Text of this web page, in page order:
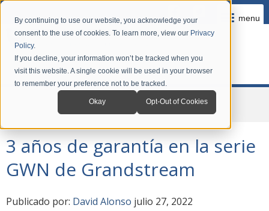
By continuing to use our website, you acknowledge your
consent to the use of cookies. To learn more, view our Privacy
Policy.
If you decline, your information won’t be tracked when you
visit this website. A single cookie will be used in your browser
to remember your preference not to be tracked.
Okay Opt-Out of Cookies
menu
News
3 años de garantía en la serie GWN de Grandstream
3 años de garantía en la serie
GWN de Grandstream
Publicado por: David Alonso julio 27, 2022